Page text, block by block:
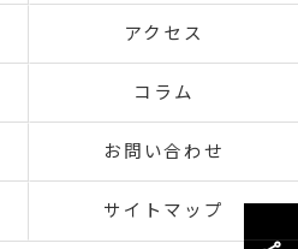
アクセス
コラム
お問い合わせ
サイトマップ